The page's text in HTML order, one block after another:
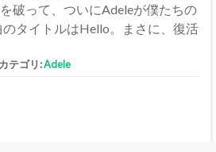
破って、ついにAdeleが僕たちの
タイトルはHello。まさに、復活
カテゴリ:Adele